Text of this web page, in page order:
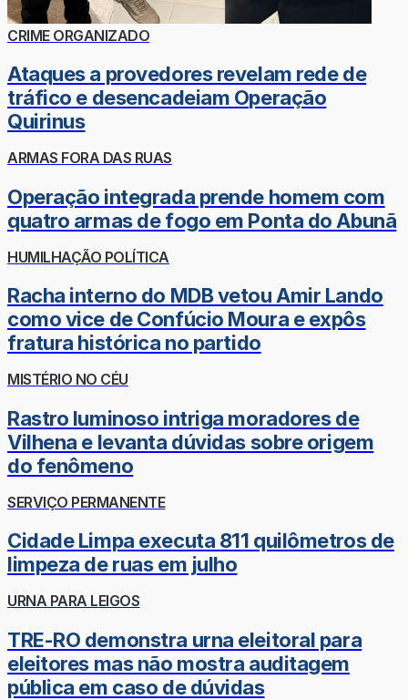
CRIME ORGANIZADO
Ataques a provedores revelam rede de
tráfico e desencadeiam Operação
Quirinus
ARMAS FORA DAS RUAS
Operação integrada prende homem com
quatro armas de fogo em Ponta do Abunã
HUMILHAÇÃO POLÍTICA
Racha interno do MDB vetou Amir Lando
como vice de Confúcio Moura e expôs
fratura histórica no partido
MISTÉRIO NO CÉU
Rastro luminoso intriga moradores de
Vilhena e levanta dúvidas sobre origem
do fenômeno
SERVIÇO PERMANENTE
Cidade Limpa executa 811 quilômetros de
limpeza de ruas em julho
URNA PARA LEIGOS
TRE-RO demonstra urna eleitoral para
eleitores mas não mostra auditagem
pública em caso de dúvidas